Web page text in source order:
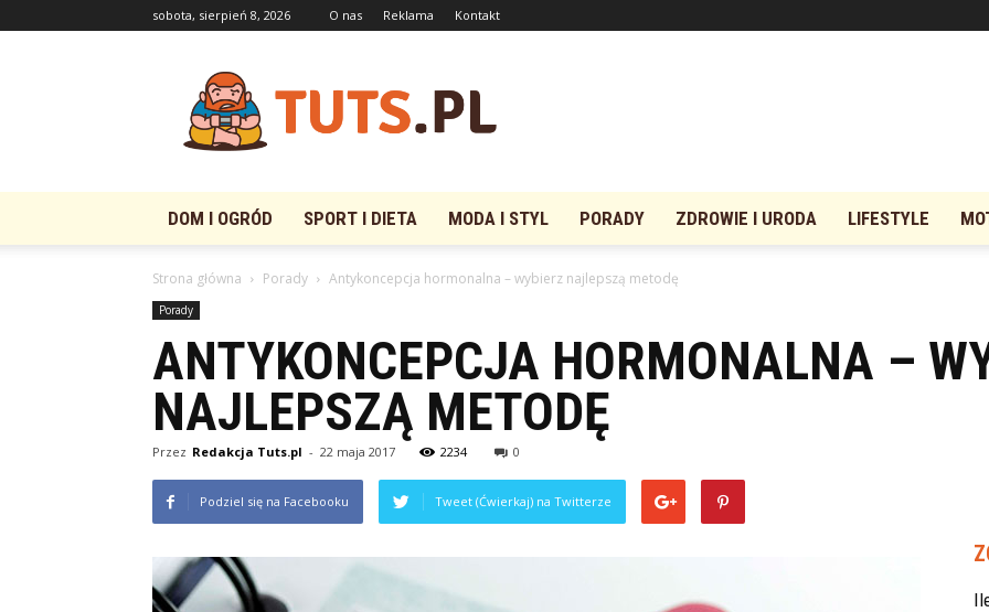
sobota, sierpień 8, 2026 O nas Reklama Kontakt
Tuts.pl
DOM I OGRÓD SPORT I DIETA MODA I STYL PORADY ZDROWIE I URODA LIFESTYLE
Strona główna Porady Antykoncepcja hormonalna – wybierz najlepszą metodę
Porady
ANTYKONCEPCJA HORMONALNA –
NAJLEPSZĄ METODĘ
Przez Redakcja Tuts.pl - 22 maja 2017 2234 0
Podziel się na Facebooku Tweet (Ćwierkaj) na Twitterze